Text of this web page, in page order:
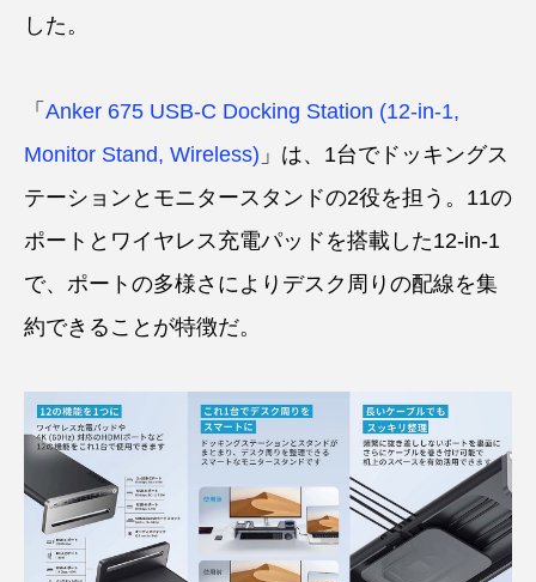
した。
「 Anker 675 USB-C Docking Station (12-in-1,
Monitor Stand, Wireless) 」は、1台でドッキングス
テーションとモニタースタンドの2役を担う。11の
ポートとワイヤレス充電パッドを搭載した12-in-1
で、ポートの多様さによりデスク周りの配線を集
約できることが特徴だ。